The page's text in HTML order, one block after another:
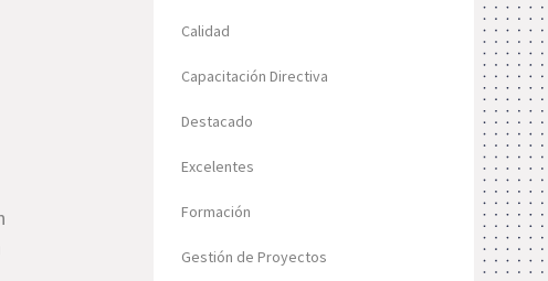
Calidad
Capacitación Directiva
Destacado
Excelentes
Formación
Gestión de Proyectos